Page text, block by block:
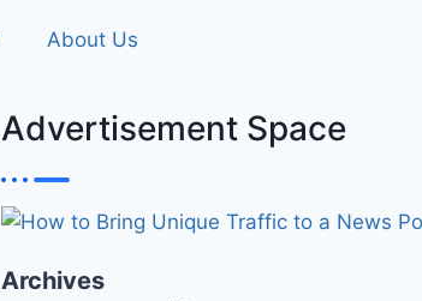
About Us
Advertisement Space
Archives